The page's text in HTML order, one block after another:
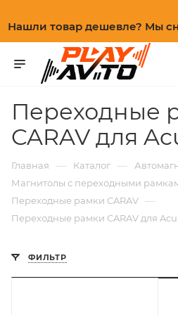
Нашли товар дешевле? Мы
Переходные
CARAV для
Главная — Каталог —
Магнитолы с переходными
Переходные рамки CARAV —
Переходные рамки CARAV для
ФИЛЬТР